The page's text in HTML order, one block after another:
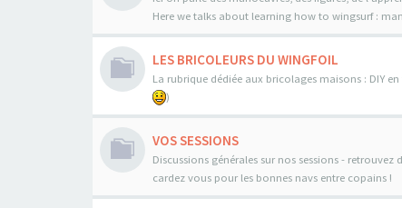
Here we talks about learning how to wingsurf :
LES BRICOLEURS DU WINGFOIL
La rubrique dédiée aux bricolages maisons : DIY
)
VOS SESSIONS
Discussions générales sur nos sessions -
cardez vous pour les bonnes navs entre copains !